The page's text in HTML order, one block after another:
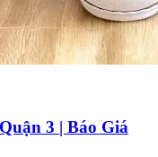
3 | Báo Giá